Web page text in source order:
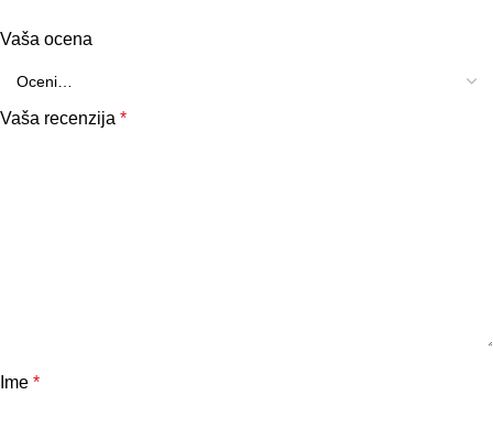
Vaša ocena
Vaša recenzija *
Ime *